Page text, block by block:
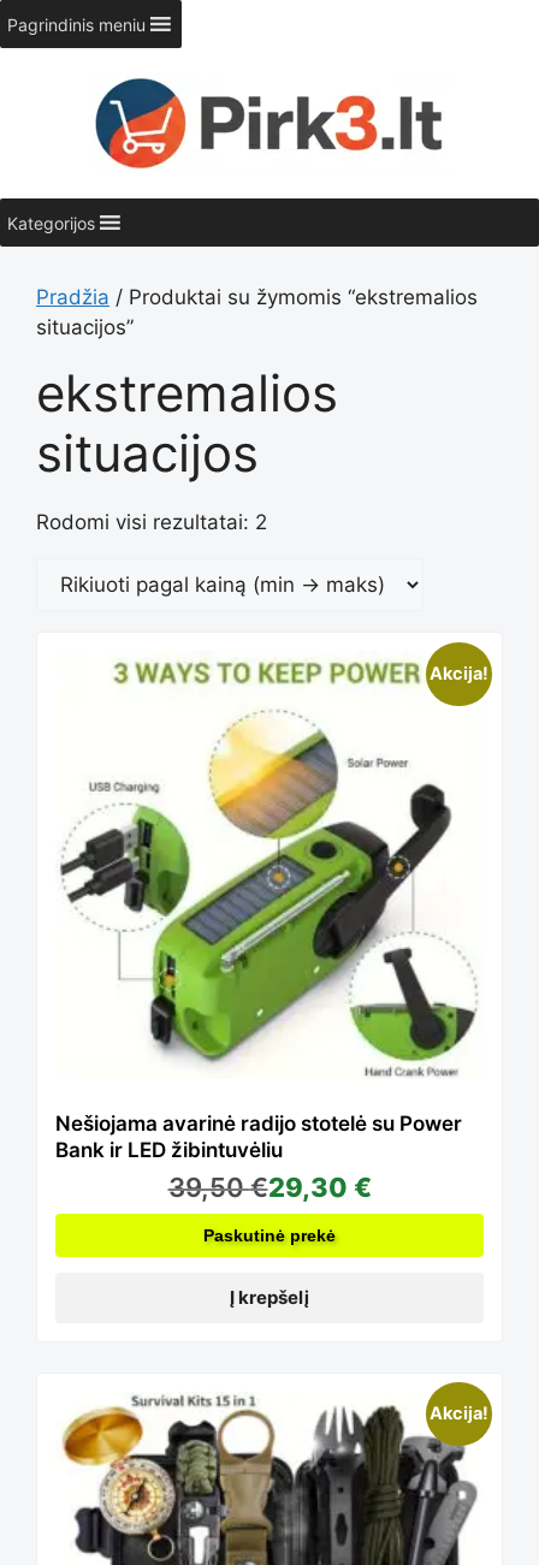
Pereiti
prie
turinio
Pagrindinis meniu
Kategorijos
Pradžia / Produktai su žymomis “ekstremalios
situacijos”
ekstremalios
situacijos
Rodomi visi rezultatai: 2
kainą:
nuo
mažos
iki
didelės
Akcija!
Nešiojama avarinė radijo stotelė su Power
Bank ir LED žibintuvėliu
39,50€29,30 €
Paskutinė prekė
Į krepšelį
Akcija!